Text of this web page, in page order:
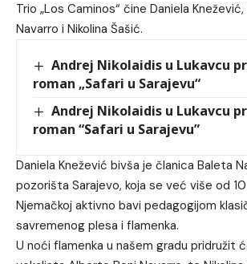
Trio „Los Caminos“ čine Daniela
Navarro i Nikolina Šašić.
Andrej Nikolaidis u Lukavcu
roman „Safari u Sarajevu“
Andrej Nikolaidis u Lukavcu
roman “Safari u Sarajevu”
Daniela Knežević bivša je članica Baleta
pozorišta Sarajevo, koja se već više od
Njemačkoj aktivno bavi pedagogijom
savremenog plesa i flamenka.
U noći flamenka u našem gradu pridružit